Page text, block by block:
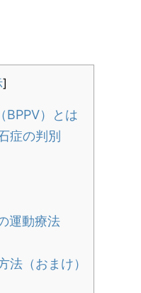
]
BPPV）とは
症の判別
運動療法
法（おまけ）